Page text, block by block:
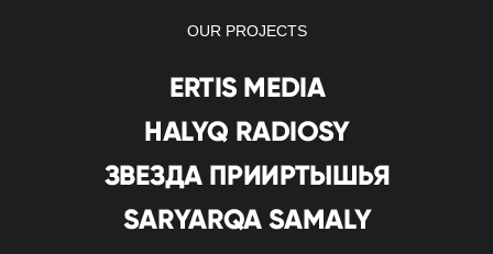
OUR PROJECTS